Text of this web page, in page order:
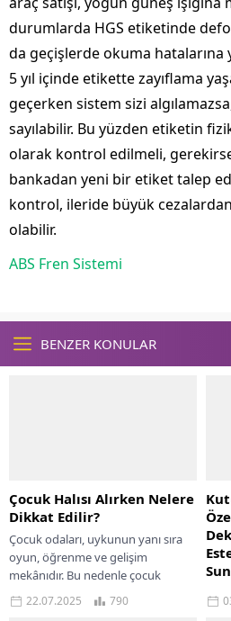
durumlarda HGS etiketinde
da geçişlerde okuma hatalarına
5 yıl içinde etikette zayıflama
geçerken sistem sizi
sayılabilir. Bu yüzden etiketin
olarak kontrol edilmeli,
bankadan yeni bir etiket talep
kontrol, ileride büyük
olabilir.
ABS Fren Sistemi
BENZER KONULAR
Çocuk Halısı Alırken Nelere
Dikkat Edilir?
Çocuk odaları, uykunun yanı sıra
oyun, öğrenme ve gelişim
mekânıdır. Bu nedenle çocuk
odasında tercih edilen her unsur,
hem rahatlık...
22.07.2025 790
ve